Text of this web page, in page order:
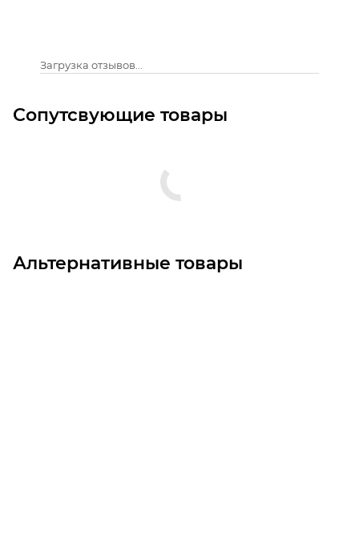
Загрузка отзывов...
Сопутсвующие товары
Альтернативные товары